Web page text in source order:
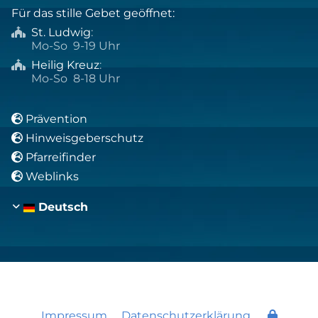
Für das stille Gebet geöffnet:
 St. Ludwig:
Mo-So 9-19 Uhr
 Heilig Kreuz:
Mo-So 8-18 Uhr
 Prävention
 Hinweisgeberschutz
 Pfarreifinder
 Weblinks
Deutsch